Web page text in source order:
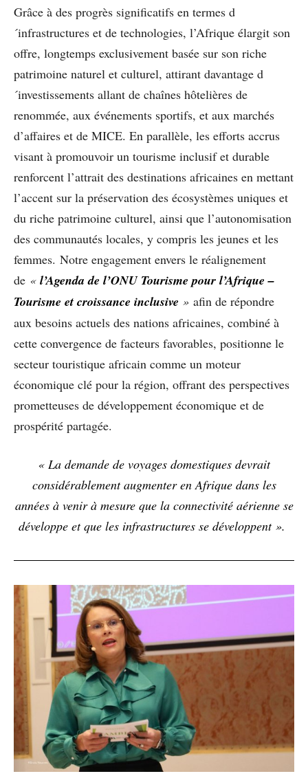
Grâce à des progrès significatifs en termes d
´infrastructures et de technologies, l’Afrique élargit son
offre, longtemps exclusivement basée sur son riche
patrimoine naturel et culturel, attirant davantage d
´investissements allant de chaînes hôtelières de
renommée, aux événements sportifs, et aux marchés
d’affaires et de MICE. En parallèle, les efforts accrus
visant à promouvoir un tourisme inclusif et durable
renforcent l’attrait des destinations africaines en mettant
l’accent sur la préservation des écosystèmes uniques et
du riche patrimoine culturel, ainsi que l’autonomisation
des communautés locales, y compris les jeunes et les
femmes. Notre engagement envers le réalignement
de « l’Agenda de l’ONU Tourisme pour l’Afrique –
Tourisme et croissance inclusive » afin de répondre
aux besoins actuels des nations africaines, combiné à
cette convergence de facteurs favorables, positionne le
secteur touristique africain comme un moteur
économique clé pour la région, offrant des perspectives
prometteuses de développement économique et de
prospérité partagée.
« La demande de voyages domestiques devrait
considérablement augmenter en Afrique dans les
années à venir à mesure que la connectivité aérienne se
développe et que les infrastructures se développent ».